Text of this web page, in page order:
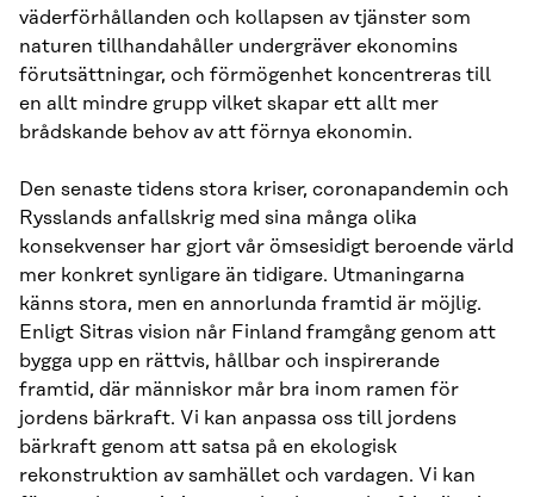
väderförhållanden och kollapsen av tjänster som
naturen tillhandahåller undergräver ekonomins
förutsättningar, och förmögenhet koncentreras till
en allt mindre grupp vilket skapar ett allt mer
brådskande behov av att förnya ekonomin.
Den senaste tidens stora kriser, coronapandemin och
Rysslands anfallskrig med sina många olika
konsekvenser har gjort vår ömsesidigt beroende värld
mer konkret synligare än tidigare. Utmaningarna
känns stora, men en annorlunda framtid är möjlig.
Enligt Sitras vision når Finland framgång genom att
bygga upp en rättvis, hållbar och inspirerande
framtid, där människor mår bra inom ramen för
jordens bärkraft. Vi kan anpassa oss till jordens
bärkraft genom att satsa på en ekologisk
rekonstruktion av samhället och vardagen. Vi kan